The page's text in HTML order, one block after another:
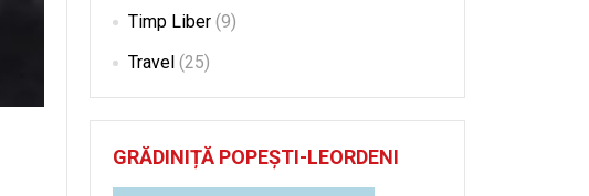
Timp Liber (9)
Travel (25)
GRĂDINIȚĂ POPEȘTI-LEORDENI